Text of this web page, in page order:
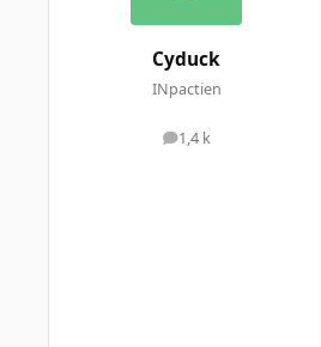
Cyduck
INpactien
1,4 k
messages